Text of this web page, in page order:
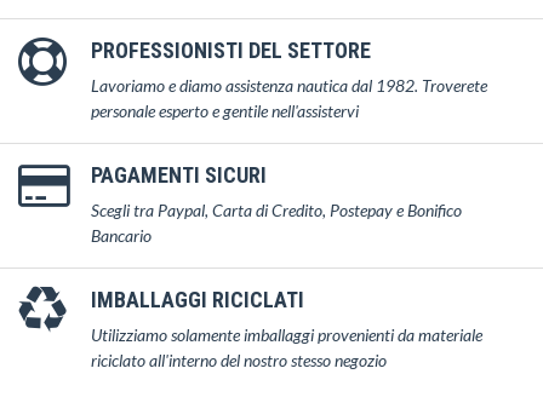
PROFESSIONISTI DEL SETTORE
Lavoriamo e diamo assistenza nautica dal 1982. Troverete
personale esperto e gentile nell'assistervi
PAGAMENTI SICURI
Scegli tra Paypal, Carta di Credito, Postepay e Bonifico
Bancario
IMBALLAGGI RICICLATI
Utilizziamo solamente imballaggi provenienti da materiale
riciclato all'interno del nostro stesso negozio